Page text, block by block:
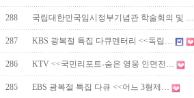
288 국립대한민국임시정부기념관 학술회의 및 …
287 KBS 광복절 특집 다큐멘터리 <<독립…
286 KTV <<국민리포트-숨은 영웅 인면전…
285 EBS 광복절 특집 다큐 <<어느 3형제…